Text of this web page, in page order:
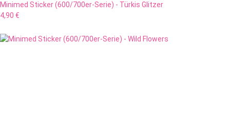
Minimed Sticker (600/700er-Serie) - Türkis Glitzer
4,90 €